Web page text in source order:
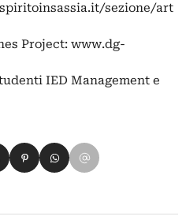
sezione/art
Project: www.dg-
IED Management e
su Xsu LinkedIn
Condividi su Pinterest
Condividi su WhatsApp
Condividi su Email